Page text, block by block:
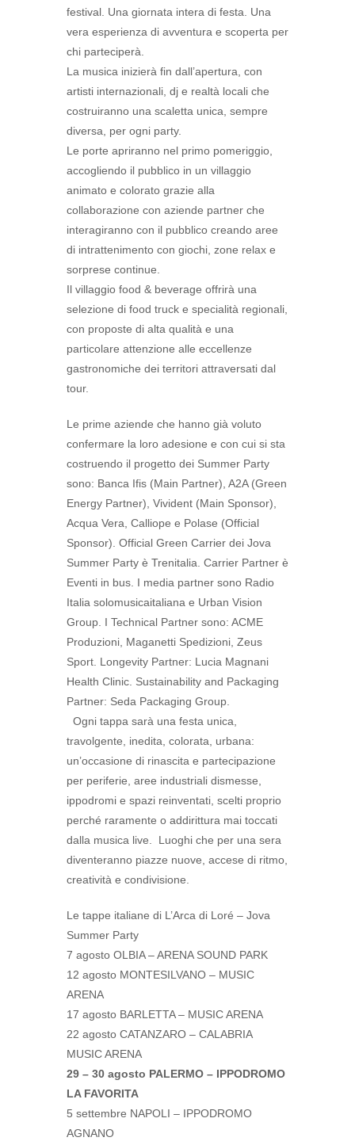
festival. Una giornata intera di festa. Una
vera esperienza di avventura e scoperta per
chi parteciperà.
La musica inizierà fin dall’apertura, con
artisti internazionali, dj e realtà locali che
costruiranno una scaletta unica, sempre
diversa, per ogni party.
Le porte apriranno nel primo pomeriggio,
accogliendo il pubblico in un villaggio
animato e colorato grazie alla
collaborazione con aziende partner che
interagiranno con il pubblico creando aree
di intrattenimento con giochi, zone relax e
sorprese continue.
Il villaggio food & beverage offrirà una
selezione di food truck e specialità regionali,
con proposte di alta qualità e una
particolare attenzione alle eccellenze
gastronomiche dei territori attraversati dal
tour.
Le prime aziende che hanno già voluto
confermare la loro adesione e con cui si sta
costruendo il progetto dei Summer Party
sono: Banca Ifis (Main Partner), A2A (Green
Energy Partner), Vivident (Main Sponsor),
Acqua Vera, Calliope e Polase (Official
Sponsor). Official Green Carrier dei Jova
Summer Party è Trenitalia. Carrier Partner è
Eventi in bus. I media partner sono Radio
Italia solomusicaitaliana e Urban Vision
Group. I Technical Partner sono: ACME
Produzioni, Maganetti Spedizioni, Zeus
Sport. Longevity Partner: Lucia Magnani
Health Clinic. Sustainability and Packaging
Partner: Seda Packaging Group.
Ogni tappa sarà una festa unica,
travolgente, inedita, colorata, urbana:
un’occasione di rinascita e partecipazione
per periferie, aree industriali dismesse,
ippodromi e spazi reinventati, scelti proprio
perché raramente o addirittura mai toccati
dalla musica live. Luoghi che per una sera
diventeranno piazze nuove, accese di ritmo,
creatività e condivisione.
Le tappe italiane di L’Arca di Loré – Jova
Summer Party
7 agosto OLBIA – ARENA SOUND PARK
12 agosto MONTESILVANO – MUSIC
ARENA
17 agosto BARLETTA – MUSIC ARENA
22 agosto CATANZARO – CALABRIA
MUSIC ARENA
29 – 30 agosto PALERMO – IPPODROMO
LA FAVORITA
5 settembre NAPOLI – IPPODROMO
AGNANO